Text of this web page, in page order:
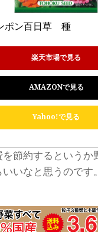
ポン百日草　種
楽天市場で見る
AMAZONで見る
Yahoo!で見る
節約するというか
いいなと思うのです